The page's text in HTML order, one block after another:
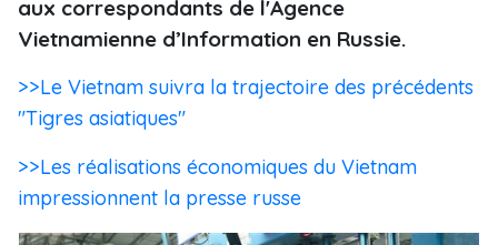
aux correspondants de l'Agence
Vietnamienne d’Information en Russie.
>>Le Vietnam suivra la trajectoire des précédents
"Tigres asiatiques"
>>Les réalisations économiques du Vietnam
impressionnent la presse russe